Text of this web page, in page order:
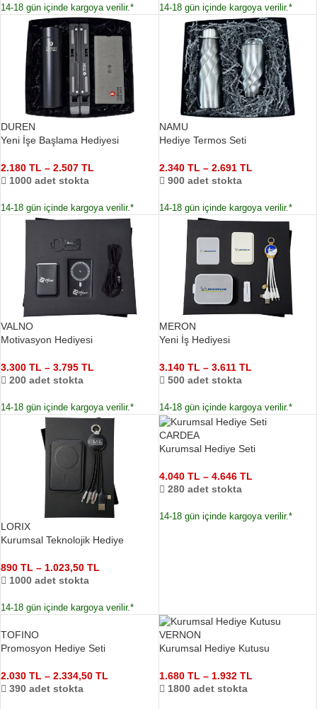
14-18 gün içinde kargoya verilir.* 14-18 gün içinde kargoya verilir.*
DUREN
Yeni İşe Başlama Hediyesi
2.180 TL – 2.507 TL
1000 adet stokta
14-18 gün içinde kargoya verilir.*
NAMU
Hediye Termos Seti
2.340 TL – 2.691 TL
900 adet stokta
14-18 gün içinde kargoya verilir.*
VALNO
Motivasyon Hediyesi
3.300 TL – 3.795 TL
200 adet stokta
14-18 gün içinde kargoya verilir.*
MERON
Yeni İş Hediyesi
3.140 TL – 3.611 TL
500 adet stokta
14-18 gün içinde kargoya verilir.*
LORIX
Kurumsal Teknolojik Hediye
890 TL – 1.023,50 TL
1000 adet stokta
14-18 gün içinde kargoya verilir.*
CARDEA
Kurumsal Hediye Seti
4.040 TL – 4.646 TL
280 adet stokta
14-18 gün içinde kargoya verilir.*
TOFINO
Promosyon Hediye Seti
2.030 TL – 2.334,50 TL
390 adet stokta
VERNON
Kurumsal Hediye Kutusu
1.680 TL – 1.932 TL
1800 adet stokta